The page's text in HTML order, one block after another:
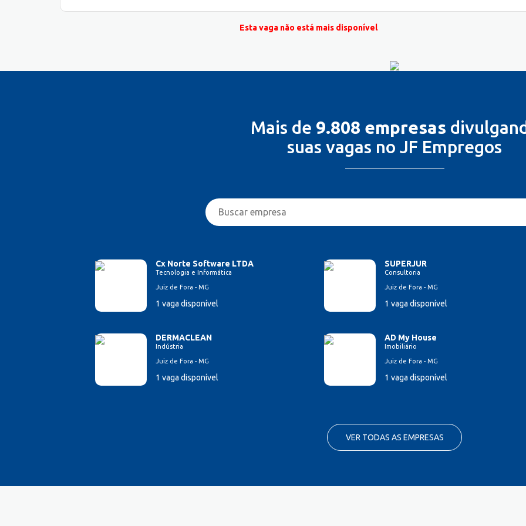
Esta vaga não está mais disponível
Mais de 9.808 empresas
suas vagas no JF Empregos
Cx Norte Software LTDA
Tecnologia e Informática
Juiz de Fora - MG
1 vaga disponível
SUPERJUR
Consultoria
Juiz de Fora - MG
1 vaga disponível
DERMACLEAN
Indústria
Juiz de Fora - MG
1 vaga disponível
AD My House
Imobiliário
Juiz de Fora - MG
1 vaga disponível
VER TODAS AS EMPRESAS